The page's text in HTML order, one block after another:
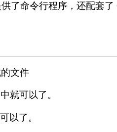
了命令行程序，还配套
文件
就可以了。
以了。